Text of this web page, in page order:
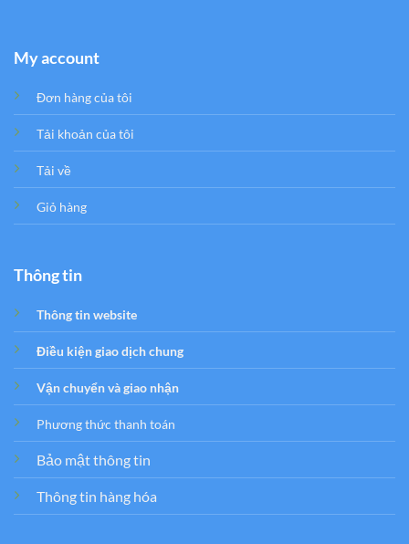
My account
Đơn hàng của tôi
Tải khoản của tôi
Tải về
Giỏ hàng
Thông tin
Thông tin website
Điều kiện giao dịch chung
Vận chuyển và giao nhận
Phương thức thanh toán
Bảo mật thông tin
Thông tin hàng hóa